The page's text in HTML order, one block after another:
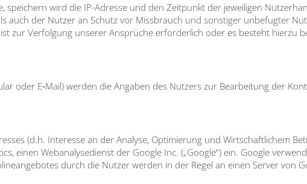
wird die IP-Adres­se und den Zeit­punkt der jewei­li­gen
auch der Nut­zer an Schutz vor Miss­brauch und sons­ti­ger unbe­fug­ter
zur Ver­fol­gung unse­rer Ansprü­che erfor­der­lich oder es besteht hier­zu
oder E‑Mail) wer­den die Anga­ben des Nut­zers zur Bear­bei­tung der
(d.h. Inter­es­se an der Ana­ly­se, Opti­mie­rung und Wirt­schaft­li­chem
einen Web­ana­ly­se­dienst der Goog­le Inc. („Goog­le“) ein. Goog­le
durch die Nut­zer wer­den in der Regel an einen Ser­ver von